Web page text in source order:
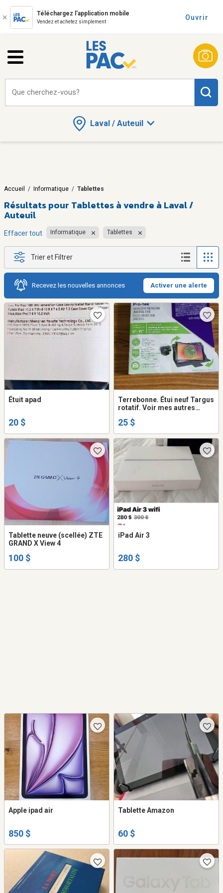
Téléchargez l'application mobile
Vendez et achetez simplement
Ouvrir
Laval / Auteuil
Que cherchez-vous?
Accueil / Informatique / Tablettes
Résultats pour Tablettes à vendre à Laval /
Auteuil
Effacer tout Informatique Tablettes
Trier et Filtrer
Recevez les nouvelles annonces Activer une alerte
Étuit apad
20 $
Terrebonne. Étui neuf Targus
rotatif. Voir mes autres
25 $
Tablette neuve (scellée) ZTE
GRAND X View 4
100 $
iPad Air 3
280 $
Apple ipad air
850 $
Tablette Amazon
60 $